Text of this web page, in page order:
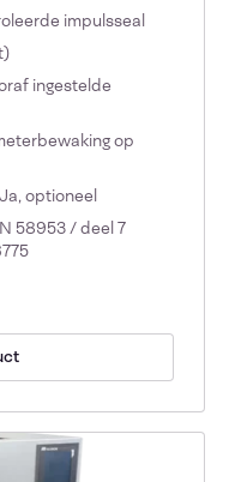
impulsseal
ingestelde
op
Ja, optioneel
58953 / deel 7